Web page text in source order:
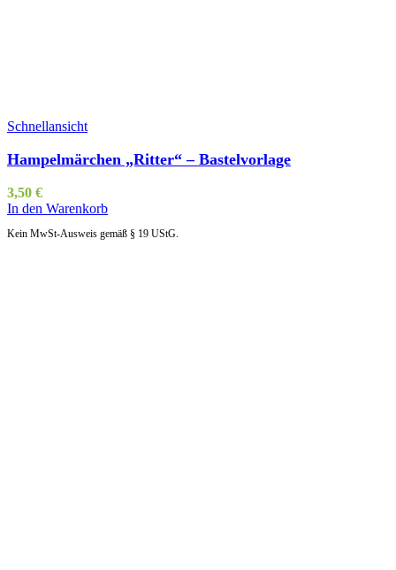
Schnellansicht
Hampelmärchen „Ritter“ – Bastelvorlage
3,50 €
In den Warenkorb
Kein MwSt-Ausweis gemäß § 19 UStG.